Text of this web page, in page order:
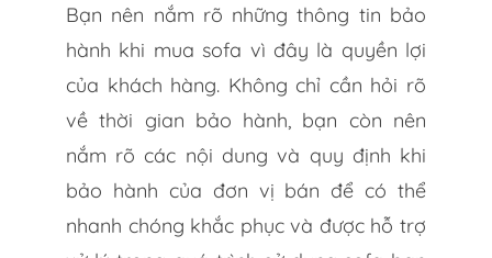
Bạn nên nắm rõ những thông tin bảo
hành khi mua sofa vì đây là quyền lợi
của khách hàng. Không chỉ cần hỏi rõ
về thời gian bảo hành, bạn còn nên
nắm rõ các nội dung và quy định khi
bảo hành của đơn vị bán để có thể
nhanh chóng khắc phục và được hỗ trợ